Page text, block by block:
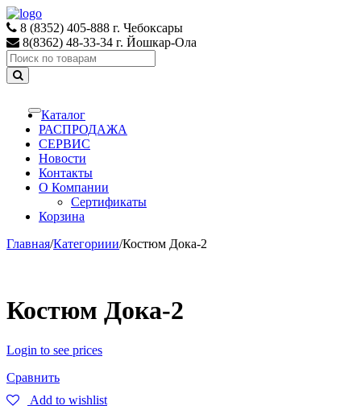
Skip
to
navigation
Skip
to
content
8 (8352) 405-888 г. Чебоксары
8(8362) 48-33-34 г. Йошкар-Ола
Search
for:
Toggle
navigation
Каталог
РАСПРОДАЖА
СЕРВИС
Новости
Контакты
О Компании
Сертификаты
Корзина
Главная/Категориии/Костюм Дока-2
Костюм Дока-2
Login to see prices
Сравнить
Add to wishlist